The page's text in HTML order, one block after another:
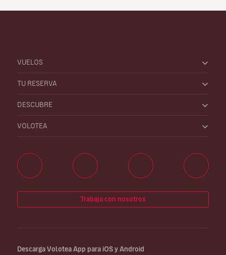
VUELOS
TU RESERVA
DESCUBRE
VOLOTEA
Trabaja con nosotros
Descarga Volotea App para iOS y Android